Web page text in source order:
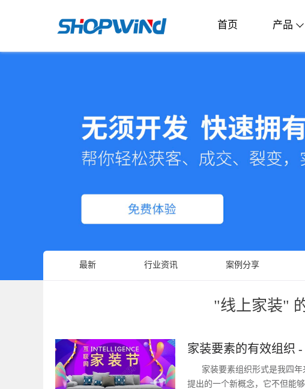
首页 产品
最新 行业资讯 案例分享
"线上家装"
家装要素的有效组织
家装要素组织形式是我四
提出的一个新概念，它不但能